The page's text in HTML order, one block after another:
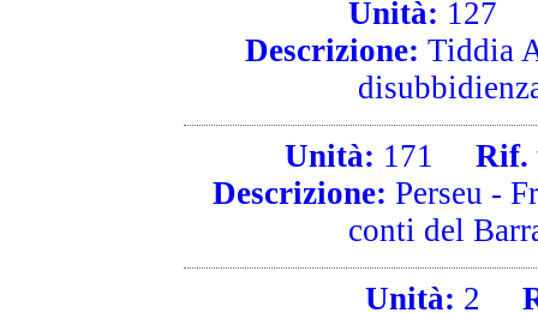
Unità: 127
Descrizione: Tiddia
Unità: 171
Rif.
Descrizione: Perseu -
conti del
Unità: 2